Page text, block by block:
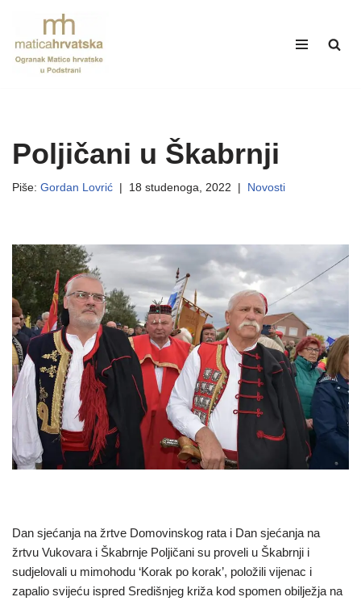
Skip
to
Poljičani u Škabrnji
Piše: Gordan Lovrić 18 studenoga, 2022 Novosti
Dan sjećanja na žrtve Domovinskog rata i Dan sjećanja na
žrtvu Vukovara i Škabrnje Poljičani su proveli u Škabrnji i
sudjelovali u mimohodu ‘Korak po korak’, položili vijenac i
zapalio svijeću ispred Središnjeg križa kod spomen obilježja na